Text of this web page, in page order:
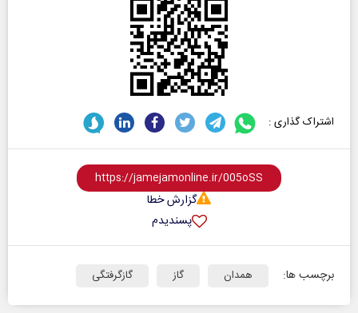
اشتراک گذاری :
گزارش خطا
پسندیدم
برچسب ها: همدان گاز گازگرفتگی